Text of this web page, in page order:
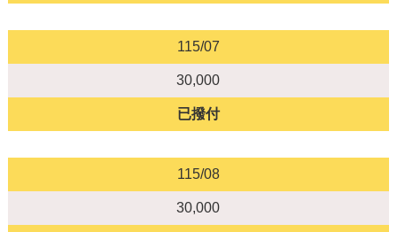
115/07
30,000
已撥付
115/08
30,000